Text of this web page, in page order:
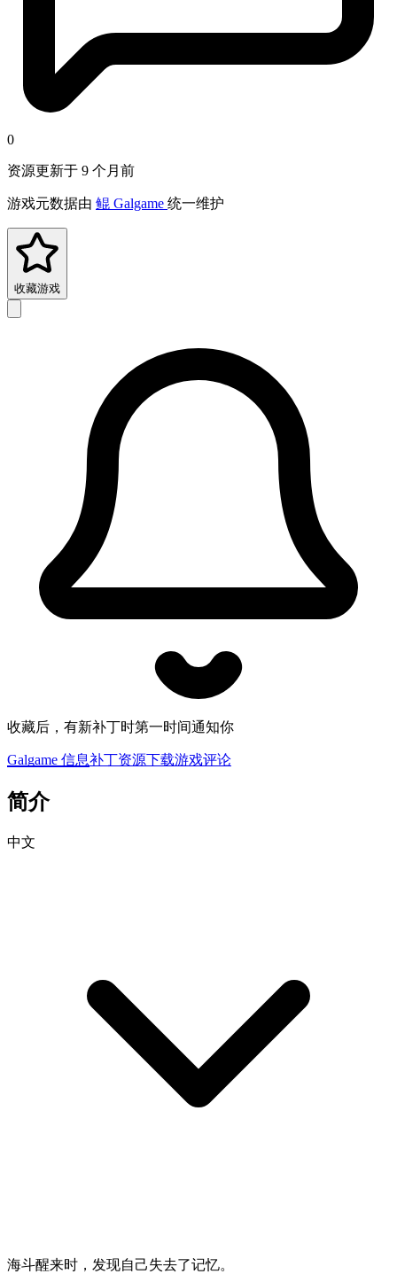
0
资源更新于 9 个月前
游戏元数据由 鲲 Galgame 统一维护
收藏游戏
收藏后，有新补丁时第一时间通知你
Galgame 信息补丁资源下载游戏评论
简介
中文
海斗醒来时，发现自己失去了记忆。